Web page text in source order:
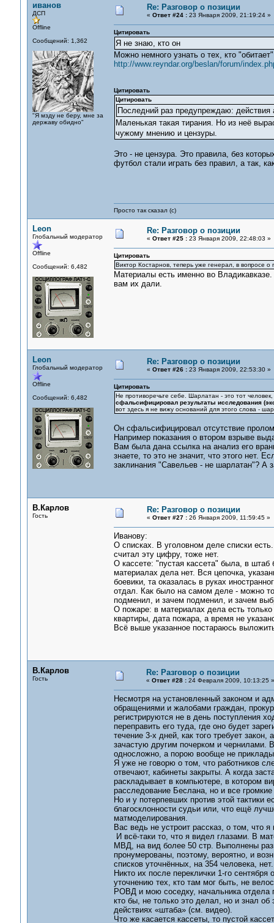
иванов
ДСП
Offline
Сообщений: 1,362
"Я мзду не беру, мне за
державу обидно"
Re: Разговор о позиции
« Ответ #24 :23 Января 2009, 21:19:24 »
Цитировать
Я не знаю, кто он
Можно немного узнать о тех, кто
http://www.reyndar.org/beslan/forum/
Цитировать
Цитировать
Последний раз предупреждаю:
Маленькая такая тирания. Но из неё
чужому мнению и цензуры.
Это - не цензура. Это правила, без
футбол стали играть без правил, а так,
Просто так сказал (с)
Leon
Глобальный модератор
Offline
Сообщений: 6,482
Re: Разговор о позиции
« Ответ #25 :23 Января 2009, 22:48:03 »
Цитировать
Виктор Костарнов, теперь уже генерал, в вопросе
Материалы есть именно во
вам их дали.
Leon
Глобальный модератор
Offline
Сообщений: 6,482
Re: Разговор о позиции
« Ответ #26 :23 Января 2009, 22:53:30 »
Цитировать
Не противоречьте себе. Шарлатан - это тот
сфальсифицировал результаты исследования
вот здесь я не вижу оснований для этого слова -
Он сфальсифицировал отсутствие
Например показания о втором взрыве
Вам была дана ссылка на анализ его
знаете, то это не значит, что этого нет.
заклинания "Савельев - не шарлатан"? А
В.Карлов
Гость
Re: Разговор о позиции
« Ответ #27 :26 Января 2009, 11:59:45 »
Иванову:
О списках. В уголовном деле списки
считал эту цифру, тоже нет.
О кассете: "пустая кассета" была, в
материалах дела нет. Вся цепочка,
боевики, та оказалась в руках
отдал. Как было на самом деле - можно
подменил, и зачем подменил, и зачем
О пожаре: в материалах дела есть
квартиры, дата пожара, а время не
Всё выше указанное постараюсь
В.Карлов
Гость
Re: Разговор о позиции
« Ответ #28 :24 Февраля 2009, 10:13:25 »
Несмотря на установленный законом и
обращениями и жалобами граждан,
регистрируются не в день поступления
переправить его туда, где оно будет
течение 3-х дней, как того требует
зачастую другим почерком и чернилами.
односложно, а порою вообще не
Я уже не говорю о том, что работников
отвечают, кабинеты закрыты. А когда
раскладывает в компьютере, в котором
расследование Беслана, но и все
Но и у потерпевших против этой тактики
благосклонности судьи или, что ещё
матмоделирования.
Вас ведь не устроит рассказ, о том, что
И всё-таки то, что я видел глазами. В
МВД, на вид более 50 стр. Выполнены
пронумерованы, поэтому, вероятно, и
списков уточнённых, на 354 человека,
Никто их после переклички 1-го
уточнению тех, кто там мог быть, не
РОВД и мою соседку, начальника отдела
кто бы, не только это делал, но и знал
действиях «штаба» (см. видео).
Что же касается кассеты, то пустой